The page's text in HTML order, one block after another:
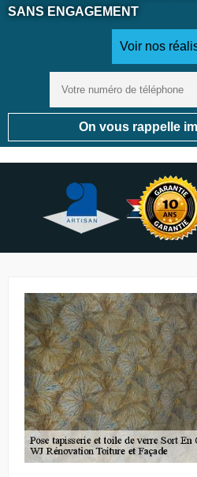
SANS ENGAGEMENT
Voir nos
On vous rappelle